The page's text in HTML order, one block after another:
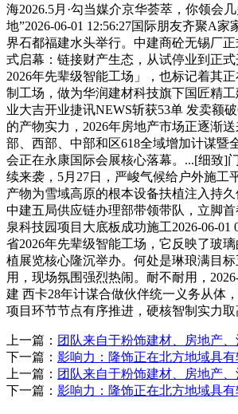
海2026.5月·勾当媒介京华荟萃，你领会
地”2026-06-01 12:56:27国际朋友齐聚A
界石都福建水头举行。中建商砼无锡厂
式启幕：链接财产生态，从试停业到正
2026年先辈级智能工场」，也标记着其
制工场，做为华润建材科技旗下国匠精
业大吉开业捷讯NEWS斩获53单 发卖额
的产物实力，2026年房地产市场正逐渐
部、西部、中部和区618全域增加计谋
会正在永康国际会展核心落幕。...[细致]
续来袭，5月27日，严峻气候给户外施工
产物为雪域高原的根本设备扶植注入持
中建五局供应链办理部带领带队，立脚
泉科技园项目大底板成功施工2026-06-
省2026年先辈级智能工场，它反映了玻
植展览核心隆沉举办。何处是琳琅满目
用，现场氛围强烈热闹。耐不耐用，
建 西卡28年计谋合做伙伴统一义务从体
项目环节节点有序推进，硬核智制实力取
上一篇： 团队来自于粉饰建材、房地产
下一篇： 影响力：隆饰正在北方地域具
上一篇： 团队来自于粉饰建材、房地产
下一篇： 影响力：隆饰正在北方地域具